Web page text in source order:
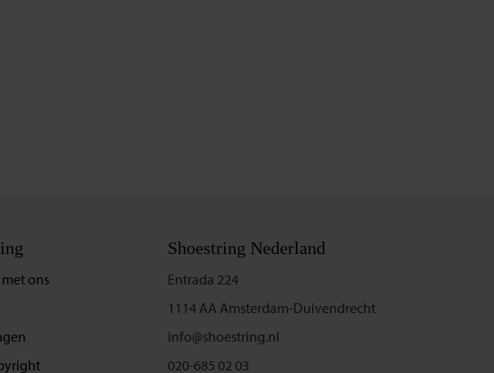
ons
Shoestring Nederland
Entrada 224
1114 AA Amsterdam-Duivendrecht
info@shoestring.nl
020-685 02 03